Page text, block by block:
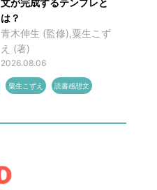
文が完成するテンプレと
は？
青木伸生 (監修),粟生こず
え (著)
2026.08.06
粟生こずえ 読書感想文